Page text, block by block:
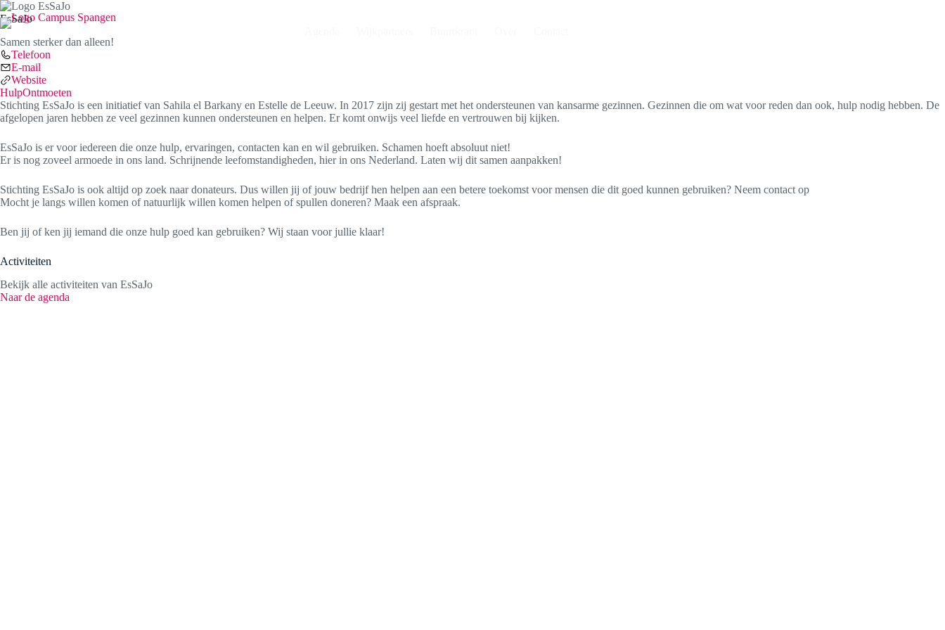
Ga
naar
de
inhoud
EsSaJo
Samen sterker dan alleen!
Telefoon
E-mail
Website
HulpOntmoeten
Stichting EsSaJo is een initiatief van Sahila el Barkany en Estelle de Leeuw. In 2017 zijn zij gestart met het ondersteunen van kansarme gezinnen. Gezinnen die om wat voor reden dan ook, hulp nodig hebben. De
afgelopen jaren hebben ze veel gezinnen kunnen ondersteunen en helpen. Er komt onwijs veel liefde en vertrouwen bij kijken.
EsSaJo is er voor iedereen die onze hulp, ervaringen, contacten kan en wil gebruiken. Schamen hoeft absoluut niet!
Er is nog zoveel armoede in ons land. Schrijnende leefomstandigheden, hier in ons Nederland. Laten wij dit samen aanpakken!
Stichting EsSaJo is ook altijd op zoek naar donateurs. Dus willen jij of jouw bedrijf hen helpen aan een betere toekomst voor mensen die dit goed kunnen gebruiken? Neem contact op
Mocht je langs willen komen of natuurlijk willen komen helpen of spullen doneren? Maak een afspraak.
Ben jij of ken jij iemand die onze hulp goed kan gebruiken? Wij staan voor jullie klaar!
Activiteiten
Bekijk alle activiteiten van EsSaJo
Naar de agenda